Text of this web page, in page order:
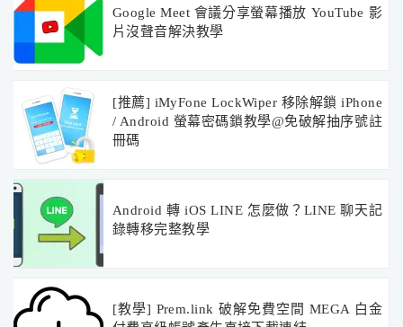
Google Meet 會議分享螢幕播放 YouTube 影
片沒聲音解決教學
[推薦] iMyFone LockWiper 移除解鎖 iPhone
/ Android 螢幕密碼鎖教學@免破解抽序號註
冊碼
Android 轉 iOS LINE 怎麼做？LINE 聊天記
錄轉移完整教學
[教學] Prem.link 破解免費空間 MEGA 白金